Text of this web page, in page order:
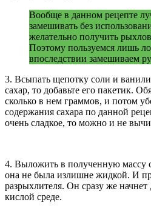
Вообще в данном рецепте
замешивать без
желательно получить
Поэтому пользуемся лишь
впоследствии замешиваем
3. Всыпать щепотку соли и
сахар, то добавьте его пакетик.
сколько в нем граммов, и потом
содержания сахара по данной
очень сладкое, то можно и не
4. Выложить в полученную массу
она не была излишне жидкой. И
разрыхлителя. Он сразу же начнет
кислой среде.